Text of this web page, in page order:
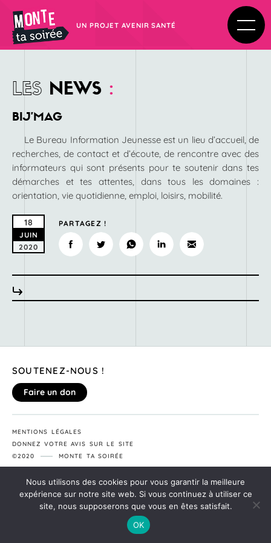
UN PROJET AVENIR SANTÉ
LES NEWS :
BIJ’MAG
Le Bureau Information Jeunesse est un lieu d’accueil, de
recherches, de contact et d’écoute, de rencontre avec des
informateurs qui sont présents pour te soutenir dans tes
démarches et tes attentes, dans tous les domaines :
orientation, vie quotidienne, emploi, loisirs, mobilité.
18
JUIN
2020
PARTAGEZ !
SOUTENEZ-NOUS !
Faire un don
MENTIONS LÉGALES
DONNEZ VOTRE AVIS SUR LE SITE
©2020
MONTE TA SOIRÉE
Nous utilisons des cookies pour vous garantir la meilleure
expérience sur notre site web. Si vous continuez à utiliser ce
site, nous supposerons que vous en êtes satisfait.
OK